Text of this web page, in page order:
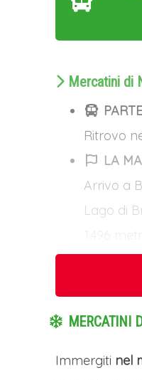
Mercatini di
Ritrovo
LA
Arrivo a
Lago di
Questa
MERCATINI
Immergiti nel